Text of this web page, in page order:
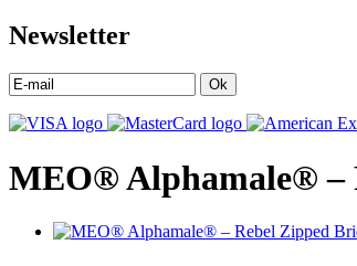
Newsletter
Ok
MEO® Alphamale® –